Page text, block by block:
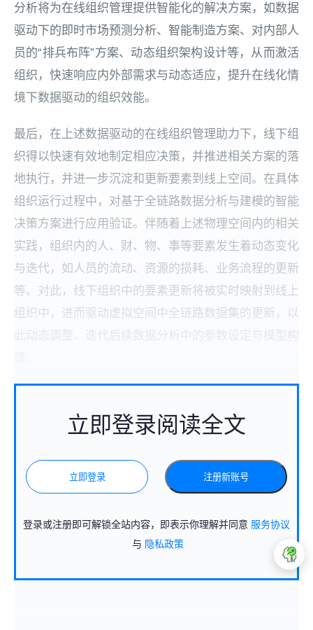
分析将为在线组织管理提供智能化的解决方案，如数据
驱动下的即时市场预测分析、智能制造方案、对内部人
员的“排兵布阵”方案、动态组织架构设计等，从而激活
组织，快速响应内外部需求与动态适应，提升在线化情
境下数据驱动的组织效能。
最后，在上述数据驱动的在线组织管理助力下，线下组
织得以快速有效地制定相应决策，并推进相关方案的落
地执行，并进一步沉淀和更新要素到线上空间。在具体
组织运行过程中，对基于全链路数据分析与建模的智能
决策方案进行应用验证。伴随着上述物理空间内的相关
实践，组织内的人、财、物、事等要素发生着动态变化
与迭代，如人员的流动、资源的损耗、业务流程的更新
等。对此，线下组织中的要素更新将被实时映射到线上
组织中，进而驱动虚拟空间中全链路数据集的更新，以
此动态调整、迭代后续数据分析中的参数设定与模型构
立即登录阅读全文
立即登录 注册新账号
登录或注册即可解锁全站内容，即表示你理解并同意 服务协议
与 隐私政策